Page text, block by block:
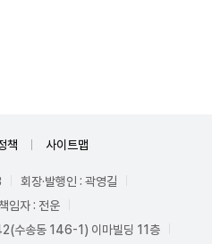
책 사이트맵
회장·발행인 : 곽영길
임자 : 전운
수송동 146-1) 이마빌딩 11층